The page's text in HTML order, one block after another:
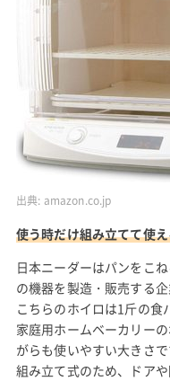
出典: amazon.co.jp
使う時だけ組み立てて使
日本ニーダーはパンをこ
の機器を製造・販売する企
こちらのホイロは1斤の食
家庭用ホームベーカリー
がらも使いやすい大きさで
組み立て式のため、ドア